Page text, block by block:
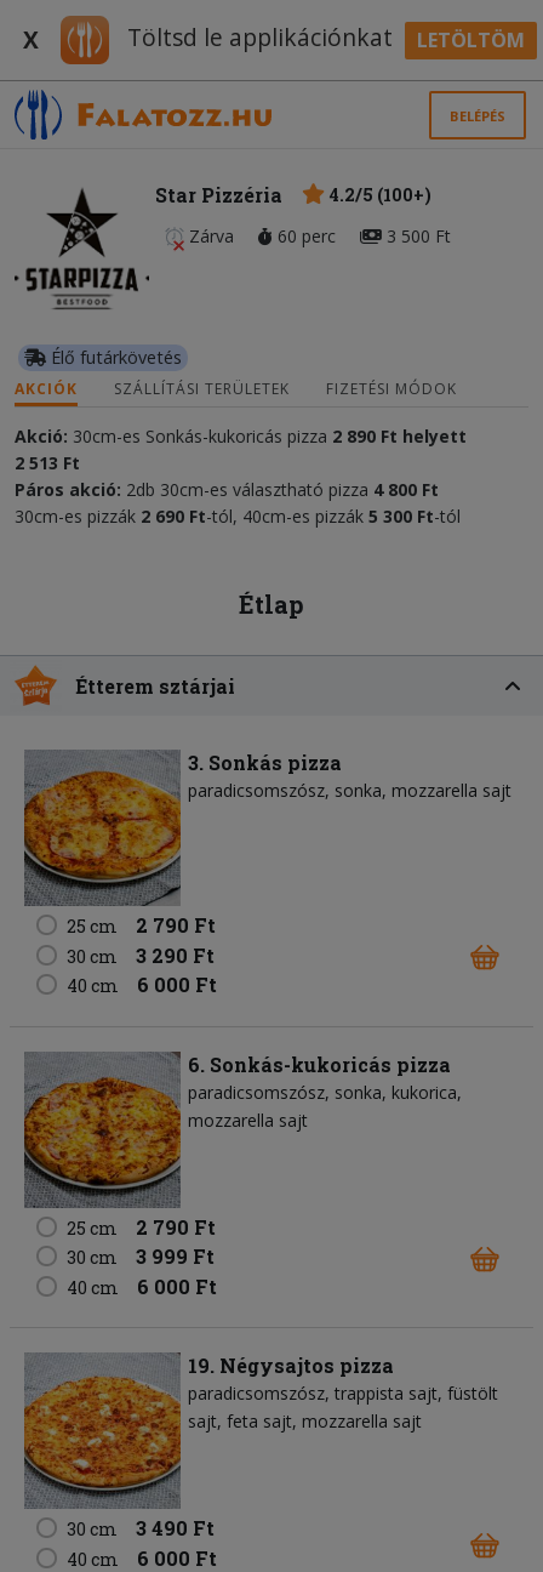
X Töltsd le applikációnkat LETÖLTÖM
BELÉPÉS
Star Pizzéria
4.2/5 (100+)
Zárva
60 perc 3 500 Ft
Élő futárkövetés
AKCIÓK SZÁLLÍTÁSI TERÜLETEK FIZETÉSI MÓDOK
Akció: 30cm-es Sonkás-kukoricás pizza 2 890 Ft helyett
2 513 Ft
Páros akció: 2db 30cm-es választható pizza 4 800 Ft
30cm-es pizzák 2 690 Ft-tól, 40cm-es pizzák 5 300 Ft-tól
Étlap
Étterem sztárjai
3. Sonkás pizza
paradicsomszósz sonka mozzarella sajt
25 cm 2 790 Ft
30 cm 3 290 Ft
40 cm 6 000 Ft
6. Sonkás-kukoricás pizza
paradicsomszósz sonka kukorica
mozzarella sajt
25 cm 2 790 Ft
30 cm 3 999 Ft
40 cm 6 000 Ft
19. Négysajtos pizza
paradicsomszósz trappista sajt füstölt
sajt feta sajt mozzarella sajt
30 cm 3 490 Ft
40 cm 6 000 Ft